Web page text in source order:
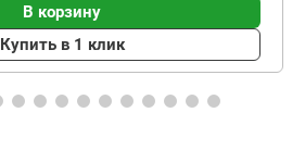
В корзину
Купить в 1 клик